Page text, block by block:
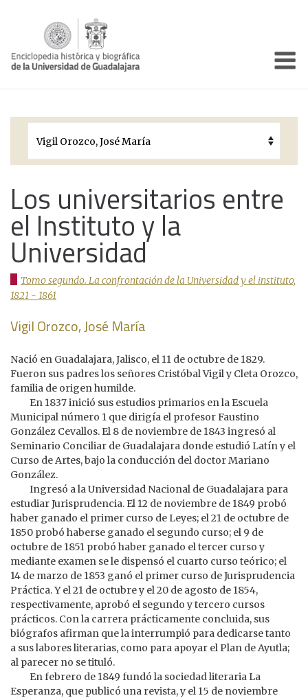
Períodos Históricos
Galería
Documentos institucionales
Los universitarios entre
el Instituto y la
Universidad
Tomo segundo. La confrontación de la Universidad y el instituto,
1821 - 1861
Vigil Orozco, José María
Nació en Guadalajara, Jalisco, el 11 de octubre de 1829.
Fueron sus padres los señores Cristóbal Vigil y Cleta Orozco,
familia de origen humilde.
En 1837 inició sus estudios primarios en la Escuela
Municipal número 1 que dirigía el profesor Faustino
González Cevallos. El 8 de noviembre de 1843 ingresó al
Seminario Conciliar de Guadalajara donde estudió Latín y el
Curso de Artes, bajo la conducción del doctor Mariano
González.
Ingresó a la Universidad Nacional de Guadalajara para
estudiar Jurisprudencia. El 12 de noviembre de 1849 probó
haber ganado el primer curso de Leyes; el 21 de octubre de
1850 probó haberse ganado el segundo curso; el 9 de
octubre de 1851 probó haber ganado el tercer curso y
mediante examen se le dispensó el cuarto curso teórico; el
14 de marzo de 1853 ganó el primer curso de Jurisprudencia
Práctica. Y el 21 de octubre y el 20 de agosto de 1854,
respectivamente, aprobó el segundo y tercero cursos
prácticos. Con la carrera prácticamente concluida, sus
biógrafos afirman que la interrumpió para dedicarse tanto
a sus labores literarias, como para apoyar el Plan de Ayutla;
al parecer no se tituló.
En febrero de 1849 fundó la sociedad literaria La
Esperanza, que publicó una revista, y el 15 de noviembre